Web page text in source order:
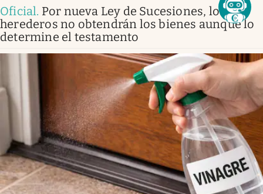
Oficial. Por nueva Ley de Sucesiones, los
herederos no obtendrán los bienes aunque lo
determine el testamento